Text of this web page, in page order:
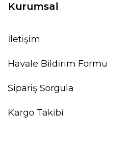
Kurumsal
İletişim
Havale Bildirim Formu
Sipariş Sorgula
Kargo Takibi